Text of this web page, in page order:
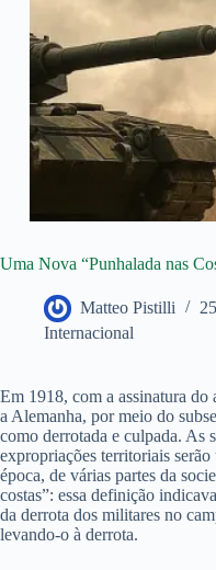
Uma Nova “Punhalada nas
Matteo Pistilli
Internacional
Em 1918, com a assinatura
a Alemanha, por meio do
como derrotada e culpada. As
expropriações territoriais
época, de várias partes da
costas”: essa definição
da derrota dos militares no
levando-o à derrota.